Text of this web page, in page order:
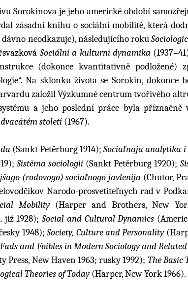
Sorokinova je jeho americké období
zásadní knihu o sociální mobilitě, která
neodkazuje), následujícího roku
Sociální a kulturní dynamika
(dokonce kvantitativně podložené)
Na sklonku života se Sorokin, dokonce
založil Výzkumné centrum tvořivého
a jeho poslední práce byla příznačně
století (1967).
(Sankt Petěrburg 1914);Sociaľnaja analytika
Sistěma sociologii (Sankt Petěrburg 1920);
(rodovogo) sociaľnogo javlenija (Chutor,
Narodo-prosvetiteľnych rad v
Mobility(Harper and Brothers, New
již 1928); Social and Cultural Dynamics
1948);Society, Culture and Personality
Fads and Foibles in Modern Sociology and Related
Press, New Haven 1963; rusky 1992); The Basic
Theories of Today(Harper, New York 1966).